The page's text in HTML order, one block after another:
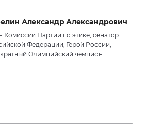
Александр Александрович
Комиссии Партии по этике, сенатор
Федерации, Герой России,
Олимпийский чемпион